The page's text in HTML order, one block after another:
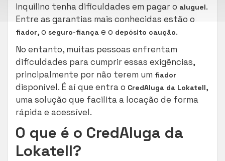
inquilino tenha dificuldades em pagar o aluguel.
Entre as garantias mais conhecidas estão o
fiador, o seguro-fiança e o depósito caução.
No entanto, muitas pessoas enfrentam
dificuldades para cumprir essas exigências,
principalmente por não terem um fiador
disponível. É aí que entra o CredAluga da Lokatell,
uma solução que facilita a locação de forma
rápida e acessível.
O que é o CredAluga da
Lokatell?